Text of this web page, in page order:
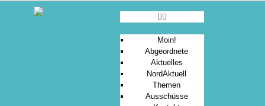
Moin!
Abgeordnete
Aktuelles
NordAktuell
Themen
Ausschüsse